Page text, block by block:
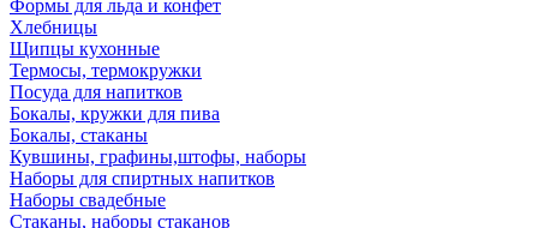
Формы для льда и конфет
Хлебницы
Щипцы кухонные
Термосы, термокружки
Посуда для напитков
Бокалы, кружки для пива
Бокалы, стаканы
Кувшины, графины,штофы, наборы
Наборы для спиртных напитков
Наборы свадебные
Стаканы, наборы стаканов